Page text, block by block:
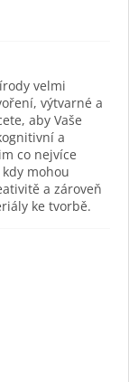
velmi
výtvarné a
aby Vaše
a
co nejvíce
mohou
a zároveň
ke tvorbě.